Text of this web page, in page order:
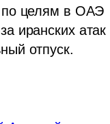
по целям в ОАЭ
иранских атак
отпуск.